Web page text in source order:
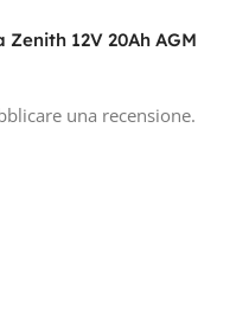
12V 20Ah AGM
una recensione.